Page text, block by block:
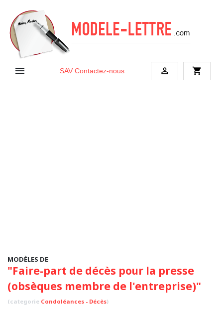
 SAV Contactez-nous  shopping_cart
MODÈLES DE
"Faire-part de décès pour la presse
(obsèques membre de l'entreprise)"
(categorie Condoléances - Décès)